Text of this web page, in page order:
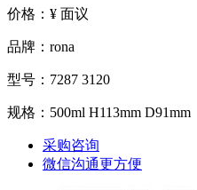
价格：¥ 面议
品牌：rona
型号：7287 3120
规格：500ml H113mm D91mm
采购咨询
微信沟通更方便